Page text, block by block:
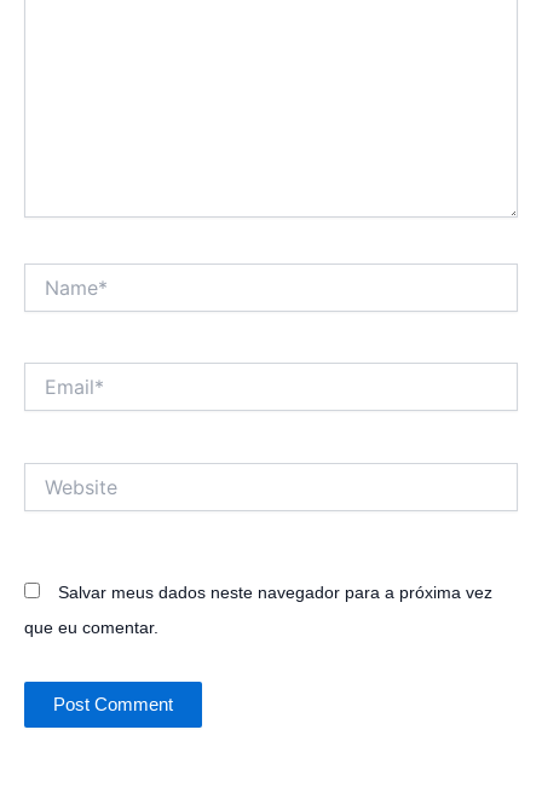
Salvar meus dados neste navegador para a próxima vez
que eu comentar.